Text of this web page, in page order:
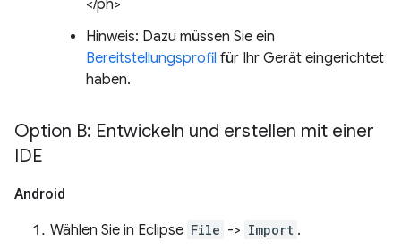
</ph>
Hinweis: Dazu müssen Sie ein
Bereitstellungsprofil für Ihr Gerät eingerichtet
haben.
Option B: Entwickeln und erstellen mit einer
IDE
Android
Wählen Sie in Eclipse File -> Import .